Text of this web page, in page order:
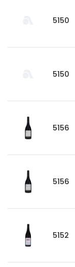
5150
5150
5156
5156
5152